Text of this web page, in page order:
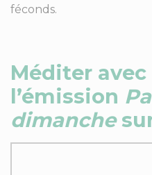
féconds.
Méditer avec
l’émission
dimanche